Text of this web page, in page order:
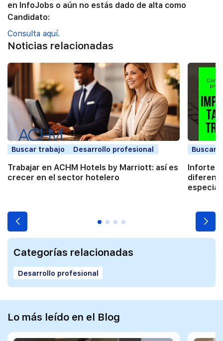
en InfoJobs o aún no estás dado de alta como
Candidato:
Consulta aquí.
Noticias relacionadas
Buscar trabajo Desarrollo profesional
Trabajar en ACHM Hotels by Marriott: así es
crecer en el sector hotelero
Buscar
Infortec,
Categorías relacionadas
Desarrollo profesional
Lo más leído en el Blog